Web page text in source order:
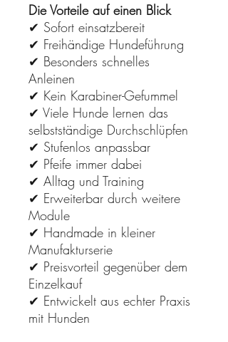
Die Vorteile auf einen Blick
✔ Sofort einsatzbereit
✔ Freihändige Hundeführung
✔ Besonders schnelles
Anleinen
✔ Kein Karabiner-Gefummel
✔ Viele Hunde lernen das
selbstständige Durchschlüpfen
✔ Stufenlos anpassbar
✔ Pfeife immer dabei
✔ Alltag und Training
✔ Erweiterbar durch weitere
Module
✔ Handmade in kleiner
Manufakturserie
✔ Preisvorteil gegenüber dem
Einzelkauf
✔ Entwickelt aus echter Praxis
mit Hunden